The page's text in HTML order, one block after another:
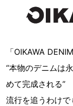
「OIKAWA
“本物のデニムは
めて完成される”
流行を追うわけで